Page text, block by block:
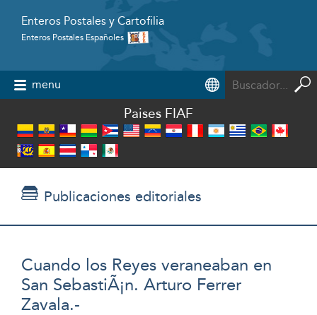
Enteros Postales y Cartofilia
Enteros Postales Españoles
menu
Paises FIAF
Publicaciones editoriales
Cuando los Reyes veraneaban en
San SebastiÃ¡n. Arturo Ferrer
Zavala.-